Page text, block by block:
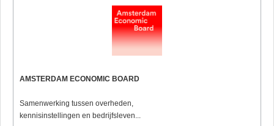
AMSTERDAM ECONOMIC BOARD
Samenwerking tussen overheden,
kennisinstellingen en bedrijfsleven...